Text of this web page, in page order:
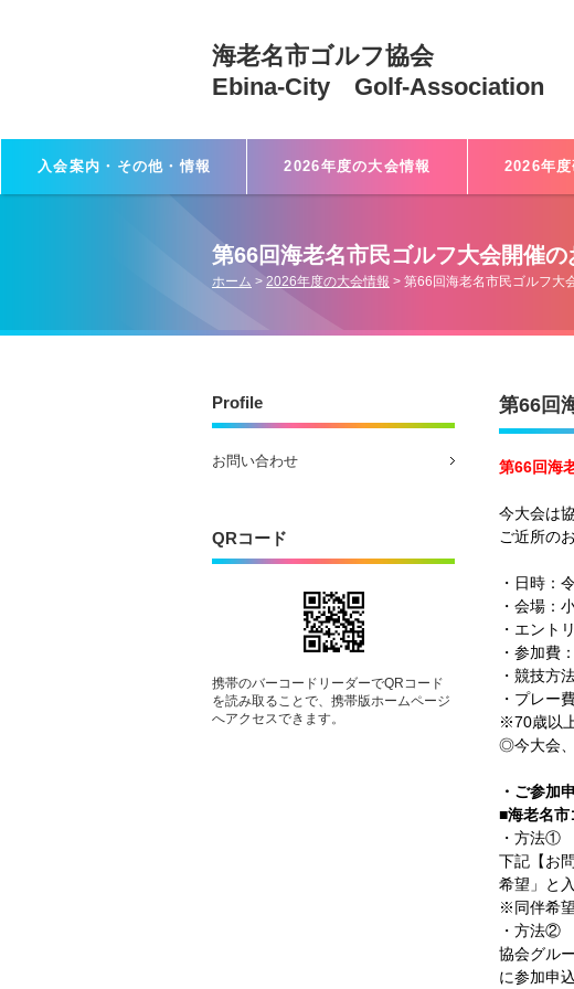
海老名市ゴルフ協会
Ebina-City Golf-Association
入会案内・その他・情報 2026年度の大会情報 2026年
第66回海老名市民ゴルフ大会開催の
ホーム > 2026年度の大会情報 > 第66回海老名市民ゴルフ大
第66回
第66回海
今大会は
ご近所の
・日時：
・会場：
・エント
・参加費
・競技方
・プレー
※70歳以
◎今大会、
・ご参加
■海老名市
・方法①
下記【お
希望」と
※同伴希
・方法②
協会グル
に参加申
Profile
お問い合わせ
QRコード
携帯のバーコードリーダーでQRコード
を読み取ることで、携帯版ホームページ
へアクセスできます。